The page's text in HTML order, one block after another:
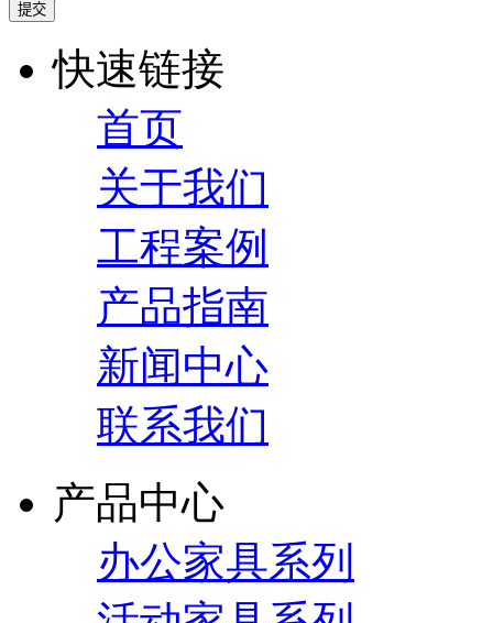
快速链接
首页
关于我们
工程案例
产品指南
新闻中心
联系我们
产品中心
办公家具系列